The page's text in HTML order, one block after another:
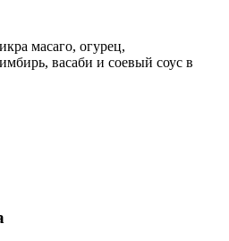
масаго, огурец,
васаби и соевый соус в